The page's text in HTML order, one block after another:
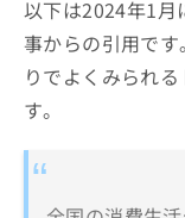
以下は2024年1月
事からの引用で
りでよくみられ
す。